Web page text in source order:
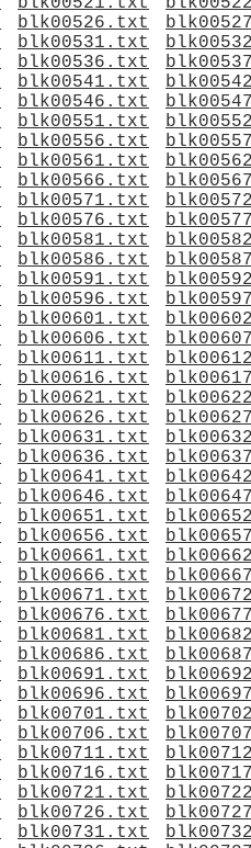
blk00526.txt
blk00531.txt
blk00536.txt
blk00541.txt
blk00546.txt
blk00551.txt
blk00556.txt
blk00561.txt
blk00566.txt
blk00571.txt
blk00576.txt
blk00581.txt
blk00586.txt
blk00591.txt
blk00596.txt
blk00601.txt
blk00606.txt
blk00611.txt
blk00616.txt
blk00621.txt
blk00626.txt
blk00631.txt
blk00636.txt
blk00641.txt
blk00646.txt
blk00651.txt
blk00656.txt
blk00661.txt
blk00666.txt
blk00671.txt
blk00676.txt
blk00681.txt
blk00686.txt
blk00691.txt
blk00696.txt
blk00701.txt
blk00706.txt
blk00711.txt
blk00716.txt
blk00721.txt
blk00726.txt
blk00731.txt